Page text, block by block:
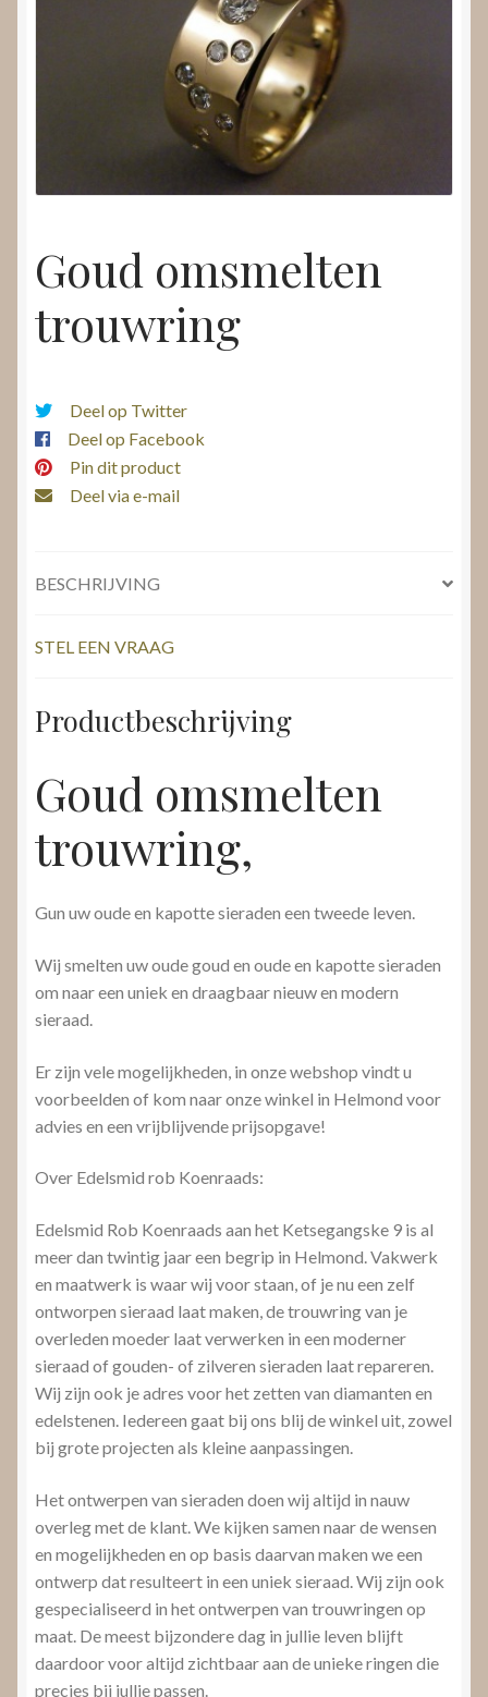
Submenu
Goud omsmelten
trouwring
Deel op Twitter
Deel op Facebook
Pin dit product
Deel via e-mail
BESCHRIJVING
STEL EEN VRAAG
Productbeschrijving
Goud omsmelten
trouwring,
Gun uw oude en kapotte sieraden een tweede leven.
Wij smelten uw oude goud en oude en kapotte sieraden
om naar een uniek en draagbaar nieuw en modern
sieraad.
Er zijn vele mogelijkheden, in onze webshop vindt u
voorbeelden of kom naar onze winkel in Helmond voor
advies en een vrijblijvende prijsopgave!
Over Edelsmid rob Koenraads:
Edelsmid Rob Koenraads aan het Ketsegangske 9 is al
meer dan twintig jaar een begrip in Helmond. Vakwerk
en maatwerk is waar wij voor staan, of je nu een zelf
ontworpen sieraad laat maken, de trouwring van je
overleden moeder laat verwerken in een moderner
sieraad of gouden- of zilveren sieraden laat repareren.
Wij zijn ook je adres voor het zetten van diamanten en
edelstenen. Iedereen gaat bij ons blij de winkel uit, zowel
bij grote projecten als kleine aanpassingen.
Het ontwerpen van sieraden doen wij altijd in nauw
overleg met de klant. We kijken samen naar de wensen
en mogelijkheden en op basis daarvan maken we een
ontwerp dat resulteert in een uniek sieraad. Wij zijn ook
gespecialiseerd in het ontwerpen van trouwringen op
maat. De meest bijzondere dag in jullie leven blijft
daardoor voor altijd zichtbaar aan de unieke ringen die
precies bij jullie passen.